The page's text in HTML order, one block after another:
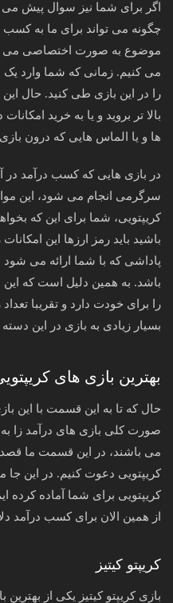
اگر برای شما نیز سوال پیش
چگونه می تواند برای ما به کسب
موضوع به صورت اختصاصی می
می کنیم. زمانی که شما وارد یک
را در این بازی طی کنید. حال این
بالا تر بروید و یا به خرید
ها و یا الماس هایی که درون
در بازی هایی که کسب درآمد در
سرگرمی انجام می شود، این
کریپتویی، شما برای این که
باشید باید رمز ارزها این
پاداشی که با شما ارائه می
باشد. به همین دلیل است که این
را برای خودت دارد و تقریبا
بسیار زیادی به بازی در این دسته
بهترین بازی های کریپتویی ۲۰۲۲
حال که تا به این قسمت با این
صورت کلی بازی های درآمد زا
می باشند، در این قسمت ما قصد
کریپتویی دعوت کنیم. در این جا
کریپتویی برای شما آماده کرده
از همین الان برای کسب درآمد
کریپتو کیتیز
بازی کریپتو کیتیز یکی از